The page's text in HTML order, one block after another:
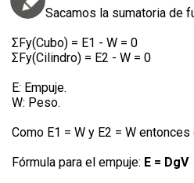
Sacamos la sumatoria de
ΣFy(Cubo) = E1 - W = 0
ΣFy(Cilindro) = E2 - W = 0
E: Empuje.
W: Peso.
Como E1 = W y E2 = W
Fórmula para el empuje: E = DgV